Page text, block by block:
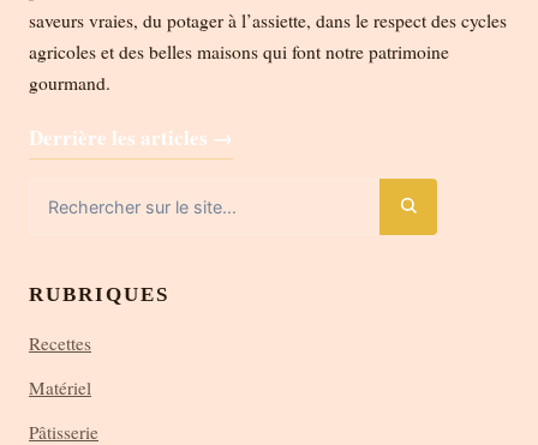
saveurs vraies, du potager à l’assiette, dans le respect des cycles
agricoles et des belles maisons qui font notre patrimoine
gourmand.
Derrière les articles →
RUBRIQUES
Recettes
Matériel
Pâtisserie